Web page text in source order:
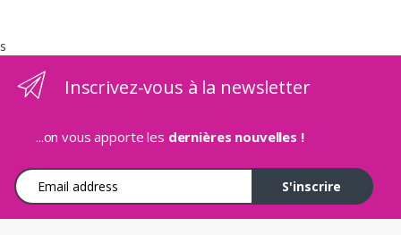
s
Inscrivez-vous à la newsletter
...on vous apporte les dernières nouvelles !
Adresse e-mail
S'inscrire